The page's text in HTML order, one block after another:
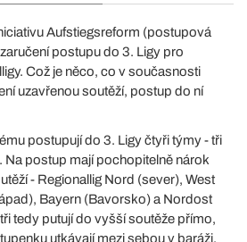
Aufstiegsreform (postupová
postupu do 3. Ligy pro
Což je něco, co v současnosti
uzavřenou soutěží, postup do ní
postupují do 3. Ligy čtyři týmy - tři
Na postup mají pochopitelně nárok
- Regionallig Nord (sever), West
Bayern (Bavorsko) a Nordost
tedy putují do vyšší soutěže přímo,
utkávají mezi sebou v baráži.